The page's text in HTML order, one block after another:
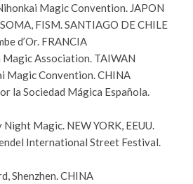
Magic Convention. JAPON
FISM. SANTIAGO DE CHILE
d’Or. FRANCIA
Association. TAIWAN
Magic Convention. CHINA
la Sociedad Mágica Española.
Magic. NEW YORK, EEUU.
International Street Festival.
Shenzhen. CHINA